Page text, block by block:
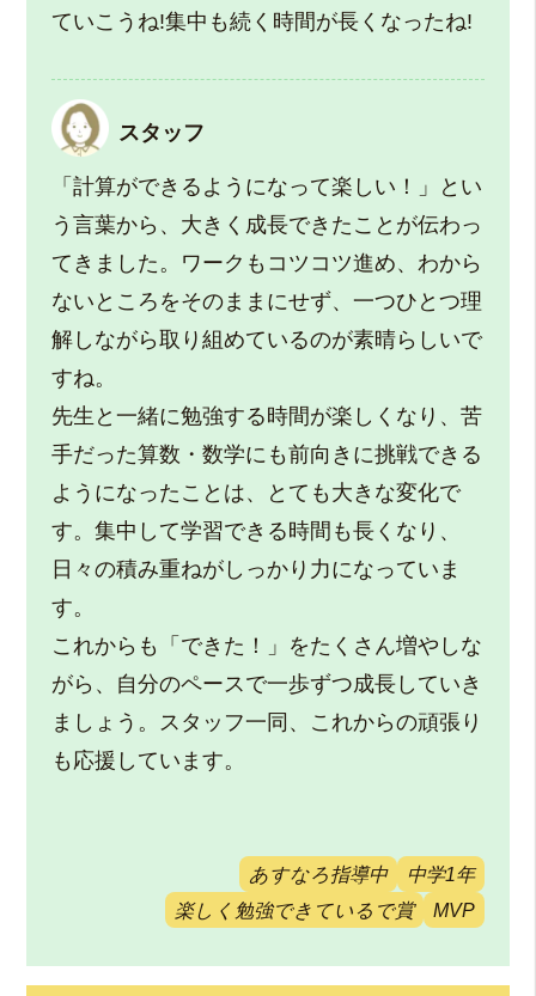
ていこうね!集中も続く時間が長くなったね!
スタッフ
「計算ができるようになって楽しい！」とい
う言葉から、大きく成長できたことが伝わっ
てきました。ワークもコツコツ進め、わから
ないところをそのままにせず、一つひとつ理
解しながら取り組めているのが素晴らしいで
すね。
先生と一緒に勉強する時間が楽しくなり、苦
手だった算数・数学にも前向きに挑戦できる
ようになったことは、とても大きな変化で
す。集中して学習できる時間も長くなり、
日々の積み重ねがしっかり力になっていま
す。
これからも「できた！」をたくさん増やしな
がら、自分のペースで一歩ずつ成長していき
ましょう。スタッフ一同、これからの頑張り
も応援しています。
あすなろ指導中
中学1年
楽しく勉強できているで賞
MVP